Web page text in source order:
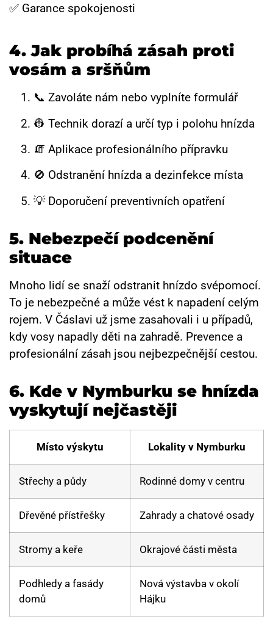
✅ Garance spokojenosti
4. Jak probíhá zásah proti
vosám a sršňům
📞 Zavoláte nám nebo vyplníte formulář
👷 Technik dorazí a určí typ i polohu hnízda
🧯 Aplikace profesionálního přípravku
🚫 Odstranění hnízda a dezinfekce místa
💡 Doporučení preventivních opatření
5. Nebezpečí podcenění
situace
Mnoho lidí se snaží odstranit hnízdo svépomocí.
To je nebezpečné a může vést k napadení celým
rojem. V Čáslavi už jsme zasahovali i u případů,
kdy vosy napadly děti na zahradě. Prevence a
profesionální zásah jsou nejbezpečnější cestou.
6. Kde v Nymburku se hnízda
vyskytují nejčastěji
Místo výskytu Lokality v Nymburku
Střechy a půdy Rodinné domy v centru
Dřevěné přístřešky Zahrady a chatové osady
Stromy a keře Okrajové části města
Podhledy a fasády
domů
Nová výstavba v okolí
Hájku